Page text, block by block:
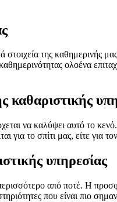
στοιχεία της καθημερινής
ολοένα
καθαριστικής
να καλύψει αυτό το
για το σπίτι μας, είτε
υπηρεσίας
από ποτέ. Η
που είναι πιο